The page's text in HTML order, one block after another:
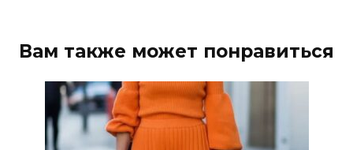
Вам также может понравиться